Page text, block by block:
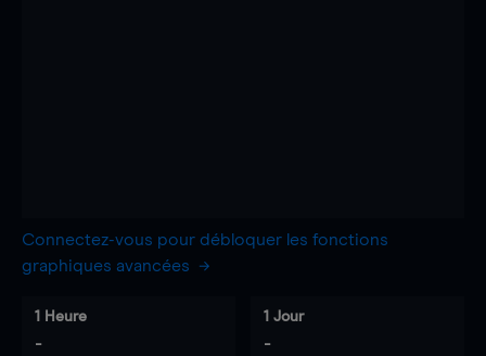
Connectez-vous pour débloquer les fonctions
graphiques avancées
1 Heure
-
1 Jour
-